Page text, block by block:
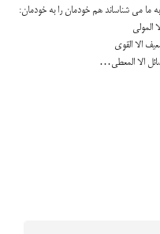
می شناساند هم خودمان را به خودمان:
المولی
الا القوی
الا المعطی…